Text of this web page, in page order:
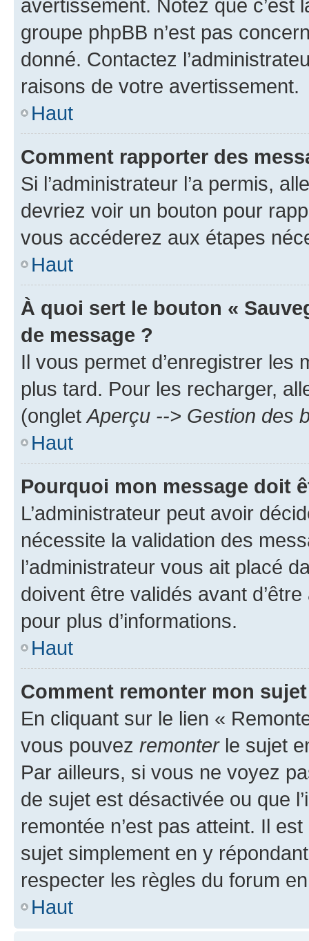
avertissement. Notez que c’est
groupe phpBB n’est pas
donné. Contactez
raisons de votre avertissement.
Haut
Comment rapporter des
Si l’administrateur l’a permis,
devriez voir un bouton pour
vous accéderez aux étapes
Haut
À quoi sert le bouton «
de message ?
Il vous permet d’enregistrer
plus tard. Pour les recharger,
(onglet Aperçu --> Gestion des
Haut
Pourquoi mon message doit
L’administrateur peut avoir
nécessite la validation des
l’administrateur vous ait placé
doivent être validés avant
pour plus d’informations.
Haut
Comment remonter mon
En cliquant sur le lien «
vous pouvez remonterle sujet
Par ailleurs, si vous ne voyez
de sujet est désactivée ou que
remontée n’est pas atteint. Il
sujet simplement en y
respecter les règles du forum
Haut